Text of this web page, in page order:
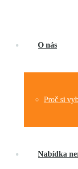
O nás
Proč si
Nabídka